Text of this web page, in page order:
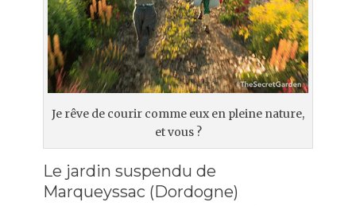
Je rêve de courir comme eux en pleine nature,
et vous ?
Le jardin suspendu de
Marqueyssac (Dordogne)